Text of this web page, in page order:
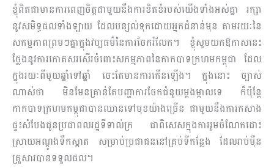
ខ្ញុំពិតជាមានការពេញចិត្តជាមួយនឹងការខិតខំរបស់យើង​ទាំងអស់គ្នា រក្សា
នូវសមិទ្ធផលទាំងឡាយ ដែលបន្សល់ទុកដោយអ្នកជំនាន់មុន តាមរយៈនៃ
សកម្មភាពព្រមៗគ្នាក្នុងវប្បធម៌នៃការចែករំលែក។ ខ្ញុំសូមយកឱកាសនេះ
ថ្លែងនូវការកោតសរសើរចំពោះសកម្មភាពនៃកាកបាទក្រហមកម្ពុជា ដែល
ក្នុងរយៈពីមួយឆ្នាំ​ទៅ​ឆ្នាំ ចេះតែមានការកើនឡើង។ ក្នុងនោះ ច្បាស់
ណាស់ថា មិនមែនគ្រាន់តែបញ្ហាការចែកជំនួយម្ដងម្កាលទេ ក៏ប៉ុន្តែ
កាកបាទក្រហមកម្ពុជាបានឈានទៅមុខយ៉ាងច្រើន ជាមួយនឹងការកសាង
ផ្ទះសំបែងជូនប្រជាពលរដ្ឋទីទាល់ក្រ ជាពិសេសក្នុងការរួមចំណែកដោះ
ស្រាយអណ្ដូងទឹកស្អាត សម្រាប់ប្រជាជននៅគ្រប់ទីកន្លែង ដែលរាប់ម៉ឺន
គ្រួសារបានទទួលផល។